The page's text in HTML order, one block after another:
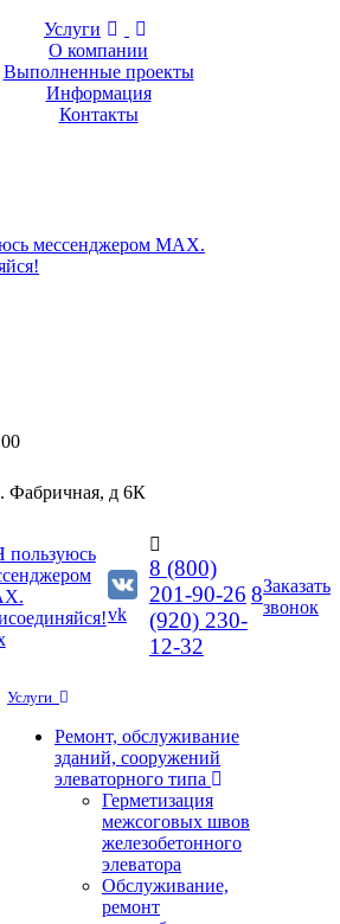
Услуги
О компании
Выполненные проекты
Информация
Контакты
Фабричная, д 6К
vk
8 (800)
201-90-26 8
(920) 230-
12-32
Заказать
звонок
Услуги
Ремонт, обслуживание
зданий, сооружений
элеваторного типа
Герметизация
межсоговых швов
железобетонного
элеватора
Обслуживание,
ремонт